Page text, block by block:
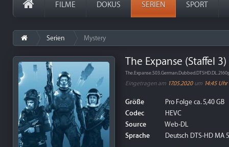
FILME DOKUS SERIEN SPORT
Serien Mystery
The Expanse (Staffel 3)
Eingetragen am 17.05.2020um 14:45 Uhr
Größe
Pro Folge ca. 5,40 GB
Codec
HEVC
Source
Web-DL
Sprache
Deutsch DTS-HD MA